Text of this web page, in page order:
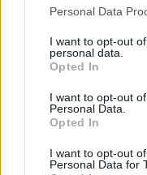
Please note that this
not limited to your visit
grant or deny consent
use your data for
consent section.
Personal Data
I want to opt-out
personal data.
Opted In
I want to opt-out
Personal Data.
Opted In
I want to opt-out
Personal Data for
2026-08-12 20:30
2 nap 15 óra 18 perc 20
AC MilanvsManchester